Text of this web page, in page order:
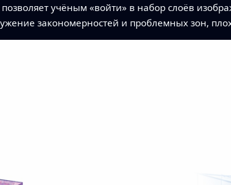
учёным «войти» в набор слоёв
закономерностей и проблемных зон,